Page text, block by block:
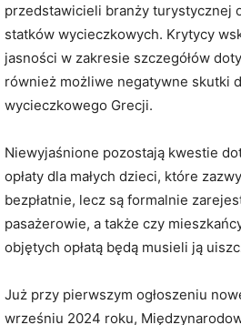
przedstawicieli branży turystycznej
statków wycieczkowych. Krytycy
jasności w zakresie szczegółów
również możliwe negatywne skutki
wycieczkowego Grecji.
Niewyjaśnione pozostają kwestie
opłaty dla małych dzieci, które
bezpłatnie, lecz są formalnie
pasażerowie, a także czy
objętych opłatą będą musieli ją
Już przy pierwszym ogłoszeniu
wrześniu 2024 roku,